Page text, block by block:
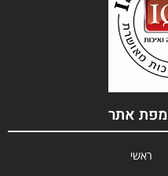
מפת אתר
ראשי